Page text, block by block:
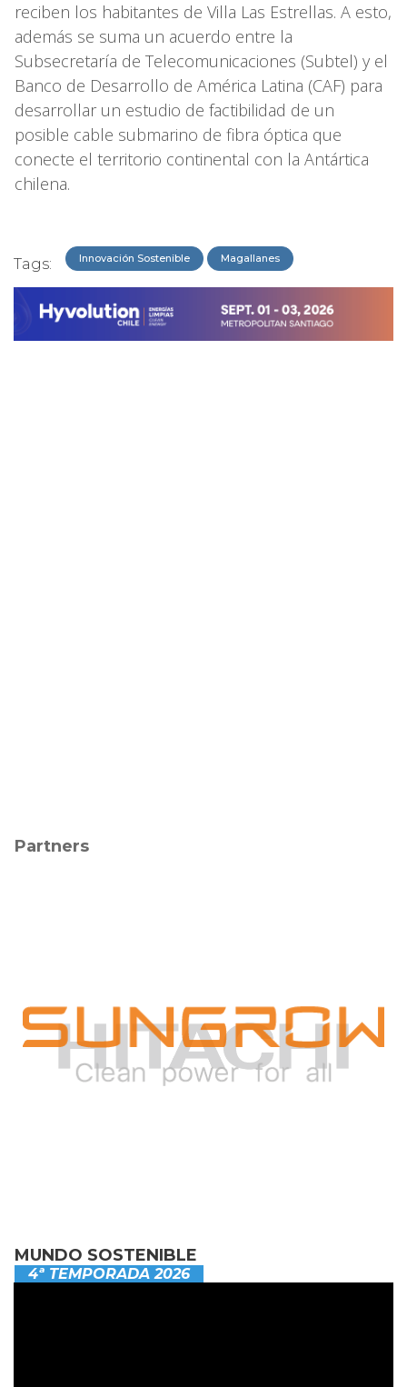
reciben los habitantes de Villa Las Estrellas. A esto,
además se suma un acuerdo entre la
Subsecretaría de Telecomunicaciones (Subtel) y el
Banco de Desarrollo de América Latina (CAF) para
desarrollar un estudio de factibilidad de un
posible cable submarino de fibra óptica que
conecte el territorio continental con la Antártica
chilena.
Tags: Innovación Sostenible Magallanes
Partners
MUNDO SOSTENIBLE
4ª TEMPORADA 2026